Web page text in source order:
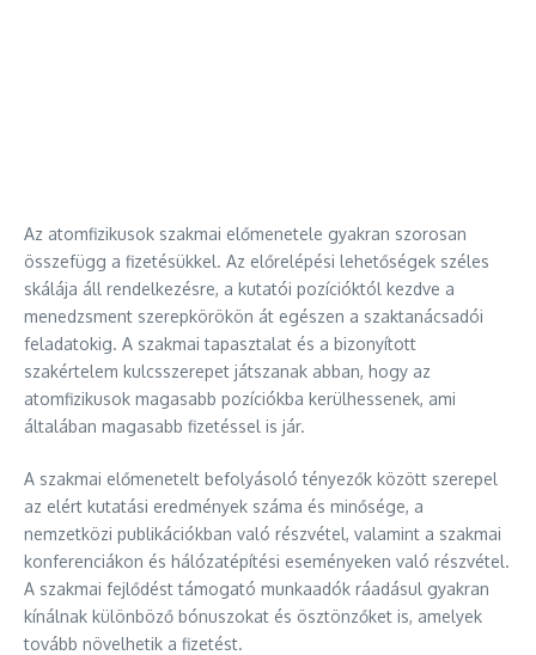
Az atomfizikusok szakmai előmenetele gyakran szorosan
összefügg a fizetésükkel. Az előrelépési lehetőségek széles
skálája áll rendelkezésre, a kutatói pozícióktól kezdve a
menedzsment szerepkörökön át egészen a szaktanácsadói
feladatokig. A szakmai tapasztalat és a bizonyított
szakértelem kulcsszerepet játszanak abban, hogy az
atomfizikusok magasabb pozíciókba kerülhessenek, ami
általában magasabb fizetéssel is jár.
A szakmai előmenetelt befolyásoló tényezők között szerepel
az elért kutatási eredmények száma és minősége, a
nemzetközi publikációkban való részvétel, valamint a szakmai
konferenciákon és hálózatépítési eseményeken való részvétel.
A szakmai fejlődést támogató munkaadók ráadásul gyakran
kínálnak különböző bónuszokat és ösztönzőket is, amelyek
tovább növelhetik a fizetést.